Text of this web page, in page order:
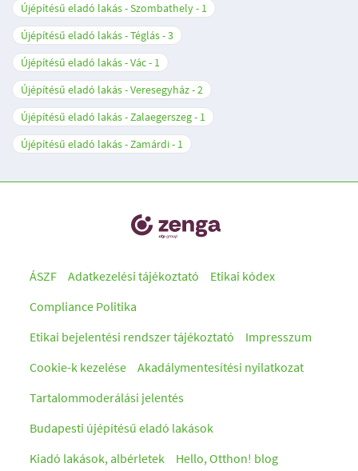
Újépítésű eladó lakás - Szombathely
1
Újépítésű eladó lakás - Téglás 3
Újépítésű eladó lakás - Vác
1
Újépítésű eladó lakás - Veresegyház 2
Újépítésű eladó lakás - Zalaegerszeg
1
Újépítésű eladó lakás - Zamárdi
1
ÁSZF Adatkezelési tájékoztató
Etikai kódex
Compliance Politika
Etikai bejelentési rendszer tájékoztató
Impresszum
Cookie-k kezelése
Akadálymentesítési nyilatkozat
Tartalommoderálási jelentés
Budapesti újépítésű eladó lakások
Kiadó lakások, albérletek
Hello, Otthon! blog